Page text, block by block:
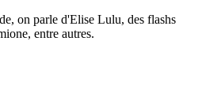
on parle d'Elise Lulu, des flashs
entre autres.